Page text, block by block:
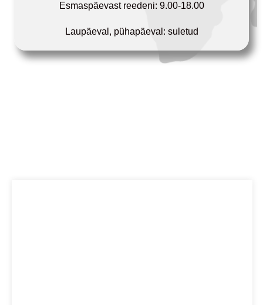
Esmaspäevast reedeni: 9.00-18.00
Laupäeval, pühapäeval: suletud